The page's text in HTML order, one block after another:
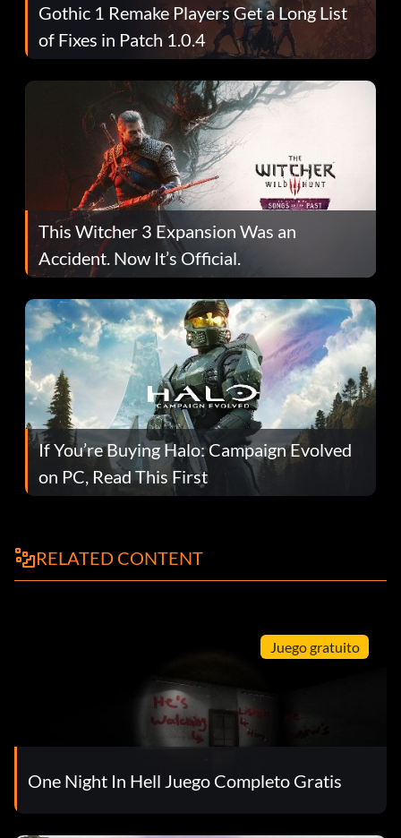
Gothic 1 Remake Players Get a Long List
of Fixes in Patch 1.0.4
This Witcher 3 Expansion Was an
Accident. Now It’s Official.
If You’re Buying Halo: Campaign Evolved
on PC, Read This First
RELATED CONTENT
Juego gratuito
One Night In Hell Juego Completo Gratis